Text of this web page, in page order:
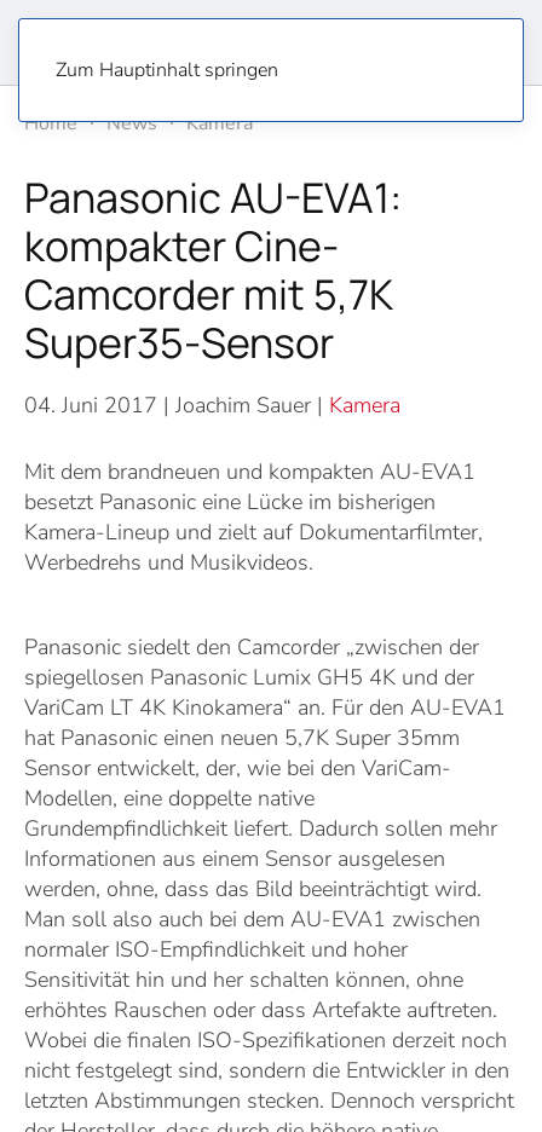
Zum Hauptinhalt springen
Home
News Kamera
Panasonic AU-EVA1:
kompakter Cine-
Camcorder mit 5,7K
Super35-Sensor
04. Juni 2017 | Joachim Sauer | Kamera
Mit dem brandneuen und kompakten AU-EVA1
besetzt Panasonic eine Lücke im bisherigen
Kamera-Lineup und zielt auf Dokumentarfilmter,
Werbedrehs und Musikvideos.
Panasonic siedelt den Camcorder „zwischen der
spiegellosen Panasonic Lumix GH5 4K und der
VariCam LT 4K Kinokamera“ an. Für den AU-EVA1
hat Panasonic einen neuen 5,7K Super 35mm
Sensor entwickelt, der, wie bei den VariCam-
Modellen, eine doppelte native
Grundempfindlichkeit liefert. Dadurch sollen mehr
Informationen aus einem Sensor ausgelesen
werden, ohne, dass das Bild beeinträchtigt wird.
Man soll also auch bei dem AU-EVA1 zwischen
normaler ISO-Empfindlichkeit und hoher
Sensitivität hin und her schalten können, ohne
erhöhtes Rauschen oder dass Artefakte auftreten.
Wobei die finalen ISO-Spezifikationen derzeit noch
nicht festgelegt sind, sondern die Entwickler in den
letzten Abstimmungen stecken. Dennoch verspricht